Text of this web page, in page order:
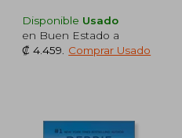
Disponible Usado
en Buen Estado a
₡ 4.459
Comprar Usado